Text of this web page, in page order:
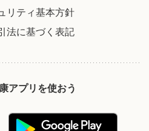
リティ基本方針
法に基づく表記
アプリを使おう